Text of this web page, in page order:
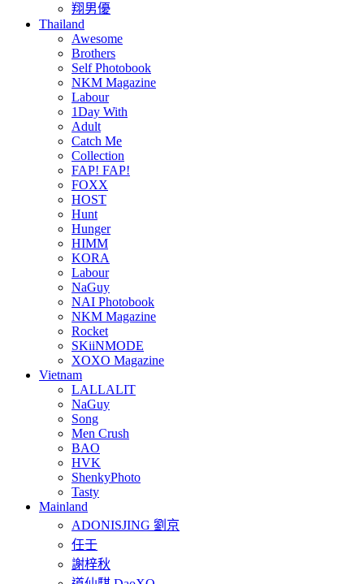
翔男優
Thailand
Awesome
Brothers
Self Photobook
NKM Magazine
Labour
1Day With
Adult
Catch Me
Collection
FAP! FAP!
FOXX
HOST
Hunt
Hunger
HIMM
KORA
Labour
NaGuy
NAI Photobook
NKM Magazine
Rocket
SKiiNMODE
XOXO Magazine
Vietnam
LALLALIT
NaGuy
Song
Men Crush
BAO
HVK
ShenkyPhoto
Tasty
Mainland
ADONISJING 劉京
任壬
謝梓秋